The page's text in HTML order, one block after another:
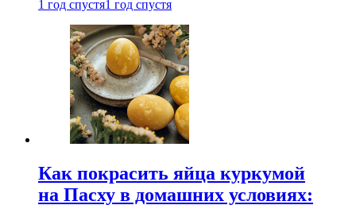
1 год спустя1 год спустя
Как покрасить яйца куркумой
на Пасху в домашних условиях: